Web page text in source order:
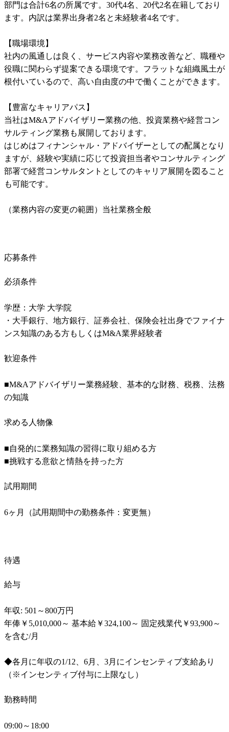
部門は合計6名の所属です。30代4名、20代2名在籍しており
ます。内訳は業界出身者2名と未経験者4名です。
【職場環境】
社内の風通しは良く、サービス内容や業務改善など、職種や
役職に関わらず提案できる環境です。フラットな組織風土が
根付いているので、高い自由度の中で働くことができます。
【豊富なキャリアパス】
当社はM&Aアドバイザリー業務の他、投資業務や経営コン
サルティング業務も展開しております。
はじめはフィナンシャル・アドバイザーとしての配属となり
ますが、経験や実績に応じて投資担当者やコンサルティング
部署で経営コンサルタントとしてのキャリア展開を図ること
も可能です。
（業務内容の変更の範囲）当社業務全般
応募条件
必須条件
学歴：大学 大学院
・大手銀行、地方銀行、証券会社、保険会社出身でファイナ
ンス知識のある方もしくはM&A業界経験者
歓迎条件
■M&Aアドバイザリー業務経験、基本的な財務、税務、法務
の知識
求める人物像
■自発的に業務知識の習得に取り組める方
■挑戦する意欲と情熱を持った方
試用期間
6ヶ月（試用期間中の勤務条件：変更無）
待遇
給与
年収: 501～800万円
年俸￥5,010,000～ 基本給￥324,100～ 固定残業代￥93,900～
を含む/月
◆各月に年収の1/12、6月、3月にインセンティブ支給あり
（※インセンティブ付与に上限なし）
勤務時間
09:00～18:00